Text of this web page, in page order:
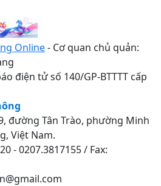
Online- Cơ quan chủ quản:
điện tử số 140/GP-BTTTT cấp
đường Tân Trào, phường Minh
Việt Nam.
- 0207.3817155 / Fax: